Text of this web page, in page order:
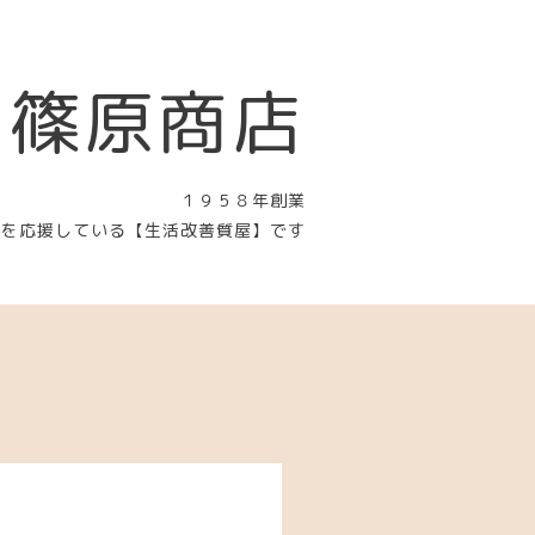
原商店
１９５８年創業
応援している【生活改善質屋】です